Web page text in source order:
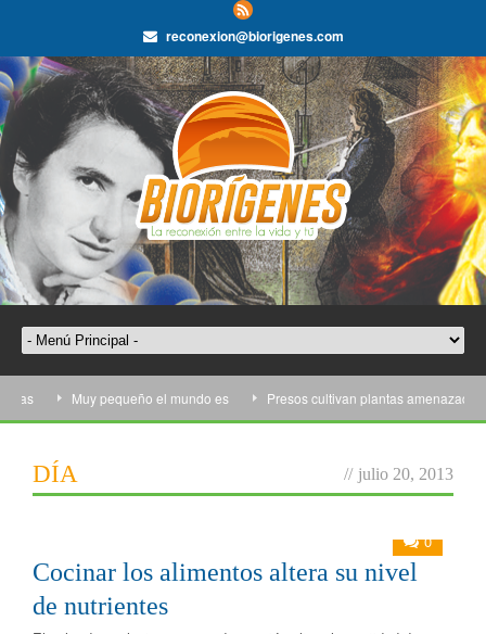
reconexion@biorigenes.com
Muy pequeño el mundo es Presos cultivan plantas amenazadas
DÍA // julio 20, 2013
0
Cocinar los alimentos altera su nivel
de nutrientes